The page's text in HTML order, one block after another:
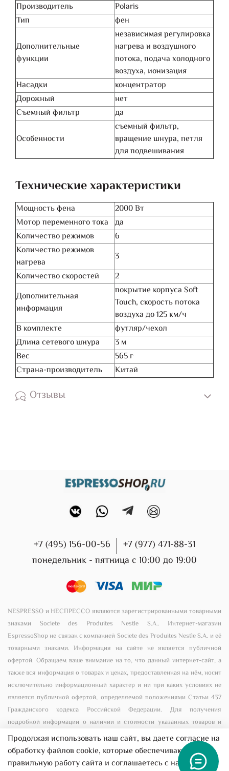
Производитель
Polaris
Тип
фен
Дополнительные
функции
независимая регулировка
нагрева и воздушного
потока, подача холодного
воздуха, ионизация
Насадки
концентратор
Дорожный
нет
Съемный фильтр
да
Особенности
съемный фильтр,
вращение шнура, петля
для подвешивания
Технические характеристики
Мощность фена
2000 Вт
Мотор переменного тока да
Количество режимов
6
Количество режимов
нагрева
3
Количество скоростей
2
Дополнительная
информация
покрытие корпуса Soft
Touch, скорость потока
воздуха до 125 км/ч
В комплекте
футляр/чехол
Длина сетевого шнура
3 м
Вес
565 г
Страна-производитель
Китай
Отзывы
+7 (495) 156-00-56
+7 (977) 471-88-31
понедельник - пятница с 10:00 до 19:00
NESPRESSO и НЕСПРЕССО являются зарегистрированными товарными
знаками Societe des Produites Nestle S.A.. Интернет-магазин
EspressoShop не связан с компанией Societe des Produites Nestle S.A. и её
товарными знаками. Информация на сайте не является публичной
офертой. Обращаем ваше внимание на то, что данный интернет-сайт, а
также вся информация о товарах и ценах, предоставленная на нём, носит
исключительно информационный характер и ни при каких условиях не
является публичной офертой, определяемой положениями Статьи 437
Гражданского кодекса Российской Федерации. Для получения
подробной информации о наличии и стоимости указанных товаров и
(или) услуг, пожалуйста, обращайтесь к менеджеру сайта с помощью
специальной формы связи или по телефону +7 (495) 156-00-56
Все предложения на сайте не являются публичной
Продолжая использовать наш сайт, вы даете согласие на
обработку файлов cookie, которые обеспечивают
правильную работу сайта и соглашаетесь с нашей